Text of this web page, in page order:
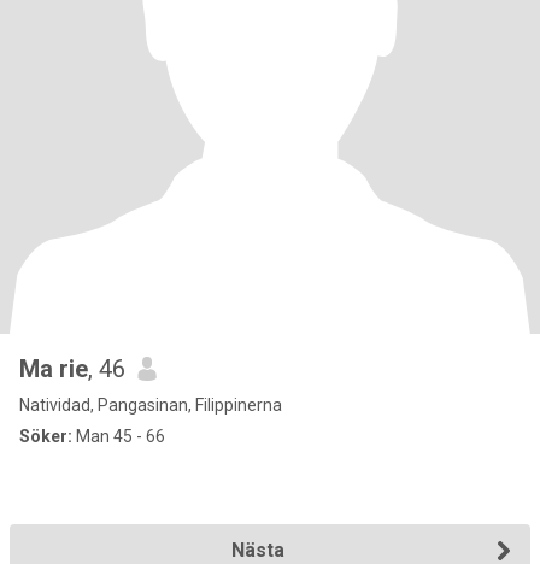
Ma rie, 46
Natividad, Pangasinan, Filippinerna
Söker: Man 45 - 66
Nästa